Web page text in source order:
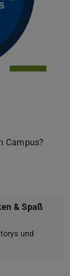
Campus?
& Spaß
und